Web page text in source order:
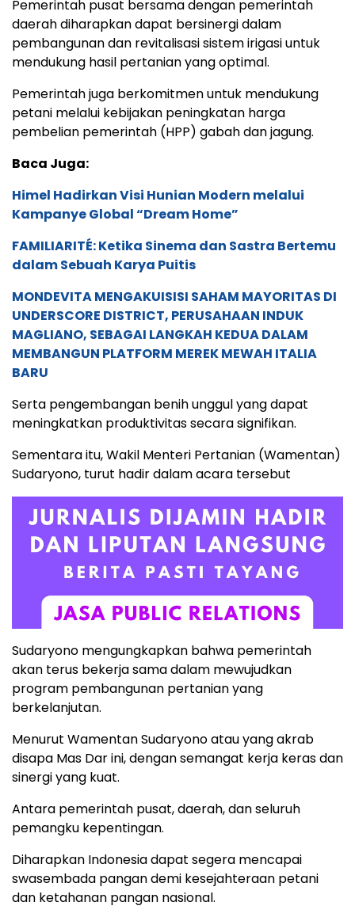
Pemerintah pusat bersama dengan pemerintah
daerah diharapkan dapat bersinergi dalam
pembangunan dan revitalisasi sistem irigasi untuk
mendukung hasil pertanian yang optimal.
Pemerintah juga berkomitmen untuk mendukung
petani melalui kebijakan peningkatan harga
pembelian pemerintah (HPP) gabah dan jagung.
Baca Juga:
Himel Hadirkan Visi Hunian Modern melalui
Kampanye Global “Dream Home”
FAMILIARITÉ: Ketika Sinema dan Sastra Bertemu
dalam Sebuah Karya Puitis
MONDEVITA MENGAKUISISI SAHAM MAYORITAS DI
UNDERSCORE DISTRICT, PERUSAHAAN INDUK
MAGLIANO, SEBAGAI LANGKAH KEDUA DALAM
MEMBANGUN PLATFORM MEREK MEWAH ITALIA
BARU
Serta pengembangan benih unggul yang dapat
meningkatkan produktivitas secara signifikan.
Sementara itu, Wakil Menteri Pertanian (Wamentan)
Sudaryono, turut hadir dalam acara tersebut
Sudaryono mengungkapkan bahwa pemerintah
akan terus bekerja sama dalam mewujudkan
program pembangunan pertanian yang
berkelanjutan.
Menurut Wamentan Sudaryono atau yang akrab
disapa Mas Dar ini, dengan semangat kerja keras dan
sinergi yang kuat.
Antara pemerintah pusat, daerah, dan seluruh
pemangku kepentingan.
Diharapkan Indonesia dapat segera mencapai
swasembada pangan demi kesejahteraan petani
dan ketahanan pangan nasional.